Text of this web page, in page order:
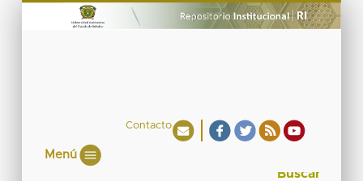
Contacto
Menú
Buscar